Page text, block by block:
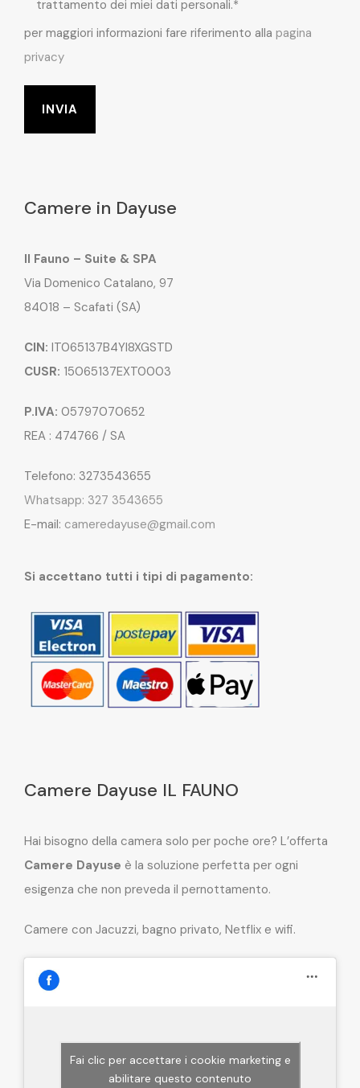
trattamento dei miei dati personali.*
per maggiori informazioni fare riferimento alla pagina
privacy
Camere in Dayuse
Il Fauno – Suite & SPA
Via Domenico Catalano, 97
84018 – Scafati (SA)
CIN: IT065137B4YI8XGSTD
CUSR: 15065137EXT0003
P.IVA: 05797070652
REA : 474766 / SA
Telefono: 3273543655
Whatsapp: 327 3543655
E-mail: cameredayuse@gmail.com
Si accettano tutti i tipi di pagamento:
Camere Dayuse IL FAUNO
Hai bisogno della camera solo per poche ore? L’offerta
Camere Dayuse è la soluzione perfetta per ogni
esigenza che non preveda il pernottamento.
Camere con Jacuzzi, bagno privato, Netflix e wifi.
Fai clic per accettare i cookie marketing e
abilitare questo contenuto